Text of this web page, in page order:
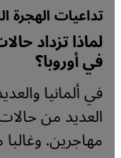
تداعيات الهجرة
لماذا تزداد
في أوروبا؟
في ألمانيا
العديد من
مهاجرين.